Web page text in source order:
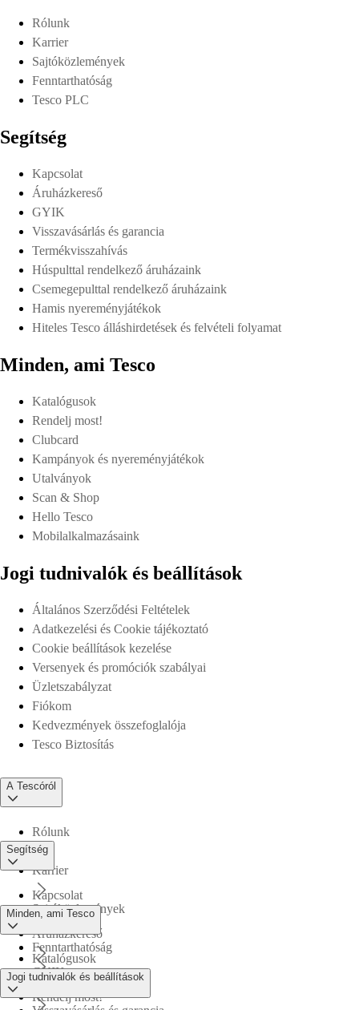
Rólunk
Karrier
Sajtóközlemények
Fenntarthatóság
Tesco PLC
Segítség
Kapcsolat
Áruházkereső
GYIK
Visszavásárlás és garancia
Termékvisszahívás
Húspulttal rendelkező áruházaink
Csemegepulttal rendelkező áruházaink
Hamis nyereményjátékok
Hiteles Tesco álláshirdetések és felvételi folyamat
Minden, ami Tesco
Katalógusok
Rendelj most!
Clubcard
Kampányok és nyereményjátékok
Utalványok
Scan & Shop
Hello Tesco
Mobilalkalmazásaink
Jogi tudnivalók és beállítások
Általános Szerződési Feltételek
Adatkezelési és Cookie tájékoztató
Cookie beállítások kezelése
Versenyek és promóciók szabályai
Üzletszabályzat
Fiókom
Kedvezmények összefoglalója
Tesco Biztosítás
A Tescóról
Rólunk
Karrier
Sajtóközlemények
Fenntarthatóság
Segítség
Kapcsolat
Áruházkereső
GYIK
Minden, ami Tesco
Katalógusok
Rendelj most!
Jogi tudnivalók és beállítások